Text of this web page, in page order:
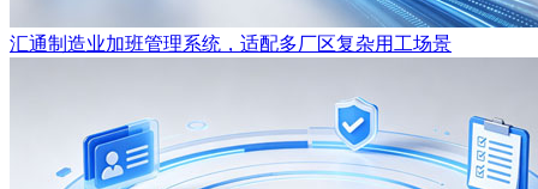
汇通制造业加班管理系统，适配多厂区复杂用工场景